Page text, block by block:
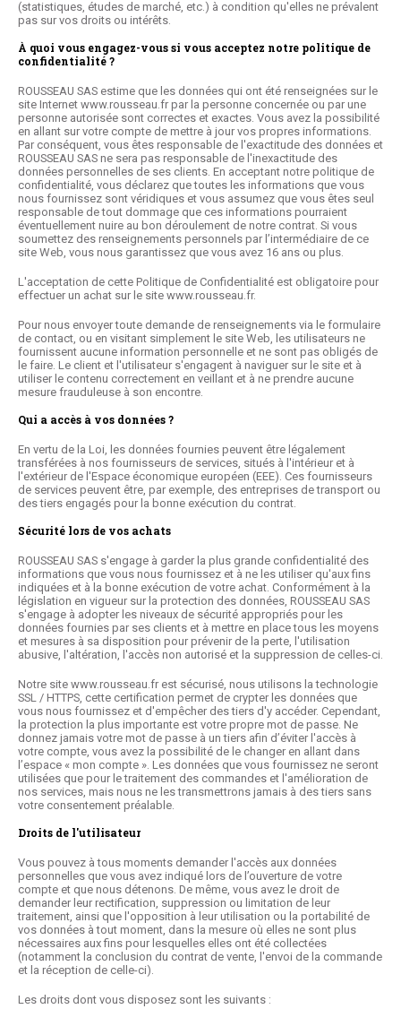
(statistiques, études de marché, etc.) à condition qu'elles ne prévalent
pas sur vos droits ou intérêts.
À quoi vous engagez-vous si vous acceptez notre politique de
confidentialité ?
ROUSSEAU SAS estime que les données qui ont été renseignées sur le
site Internet www.rousseau.fr par la personne concernée ou par une
personne autorisée sont correctes et exactes. Vous avez la possibilité
en allant sur votre compte de mettre à jour vos propres informations.
Par conséquent, vous êtes responsable de l'exactitude des données et
ROUSSEAU SAS ne sera pas responsable de l'inexactitude des
données personnelles de ses clients. En acceptant notre politique de
confidentialité, vous déclarez que toutes les informations que vous
nous fournissez sont véridiques et vous assumez que vous êtes seul
responsable de tout dommage que ces informations pourraient
éventuellement nuire au bon déroulement de notre contrat. Si vous
soumettez des renseignements personnels par l’intermédiaire de ce
site Web, vous nous garantissez que vous avez 16 ans ou plus.
L'acceptation de cette Politique de Confidentialité est obligatoire pour
effectuer un achat sur le site www.rousseau.fr.
Pour nous envoyer toute demande de renseignements via le formulaire
de contact, ou en visitant simplement le site Web, les utilisateurs ne
fournissent aucune information personnelle et ne sont pas obligés de
le faire. Le client et l'utilisateur s'engagent à naviguer sur le site et à
utiliser le contenu correctement en veillant et à ne prendre aucune
mesure frauduleuse à son encontre.
Qui a accès à vos données ?
En vertu de la Loi, les données fournies peuvent être légalement
transférées à nos fournisseurs de services, situés à l'intérieur et à
l'extérieur de l'Espace économique européen (EEE). Ces fournisseurs
de services peuvent être, par exemple, des entreprises de transport ou
des tiers engagés pour la bonne exécution du contrat.
Sécurité lors de vos achats
ROUSSEAU SAS s'engage à garder la plus grande confidentialité des
informations que vous nous fournissez et à ne les utiliser qu'aux fins
indiquées et à la bonne exécution de votre achat. Conformément à la
législation en vigueur sur la protection des données, ROUSSEAU SAS
s'engage à adopter les niveaux de sécurité appropriés pour les
données fournies par ses clients et à mettre en place tous les moyens
et mesures à sa disposition pour prévenir de la perte, l'utilisation
abusive, l'altération, l'accès non autorisé et la suppression de celles-ci.
Notre site www.rousseau.fr est sécurisé, nous utilisons la technologie
SSL / HTTPS, cette certification permet de crypter les données que
vous nous fournissez et d'empêcher des tiers d'y accéder. Cependant,
la protection la plus importante est votre propre mot de passe. Ne
donnez jamais votre mot de passe à un tiers afin d’éviter l'accès à
votre compte, vous avez la possibilité de le changer en allant dans
l’espace « mon compte ». Les données que vous fournissez ne seront
utilisées que pour le traitement des commandes et l'amélioration de
nos services, mais nous ne les transmettrons jamais à des tiers sans
votre consentement préalable.
Droits de l'utilisateur
Vous pouvez à tous moments demander l'accès aux données
personnelles que vous avez indiqué lors de l’ouverture de votre
compte et que nous détenons. De même, vous avez le droit de
demander leur rectification, suppression ou limitation de leur
traitement, ainsi que l'opposition à leur utilisation ou la portabilité de
vos données à tout moment, dans la mesure où elles ne sont plus
nécessaires aux fins pour lesquelles elles ont été collectées
(notamment la conclusion du contrat de vente, l'envoi de la commande
et la réception de celle-ci).
Les droits dont vous disposez sont les suivants :